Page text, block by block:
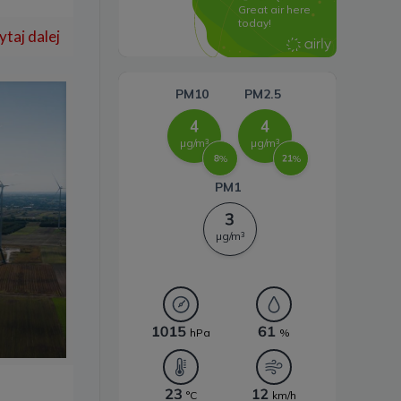
dalej
Systemy magazynowania